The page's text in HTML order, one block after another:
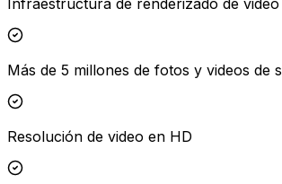
Más de 5 millones de fotos y videos de
Resolución de video en HD